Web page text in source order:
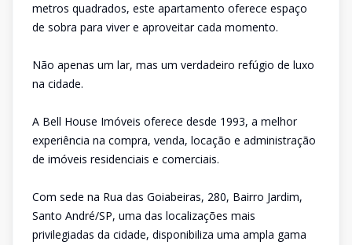
metros quadrados, este apartamento oferece espaço
de sobra para viver e aproveitar cada momento.
Não apenas um lar, mas um verdadeiro refúgio de luxo
na cidade.
A Bell House Imóveis oferece desde 1993, a melhor
experiência na compra, venda, locação e administração
de imóveis residenciais e comerciais.
Com sede na Rua das Goiabeiras, 280, Bairro Jardim,
Santo André/SP, uma das localizações mais
privilegiadas da cidade, disponibiliza uma ampla gama